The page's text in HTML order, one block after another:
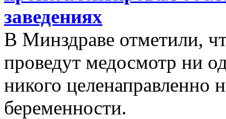
заведениях
В Минздраве отметили,
проведут медосмотр ни
никого целенаправленно
беременности.